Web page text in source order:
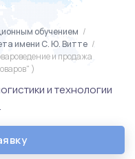
обучением /
имени С. Ю. Витте /
и продажа
)
и технологии